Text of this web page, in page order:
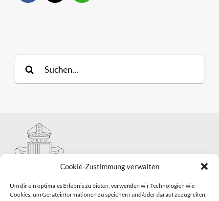
Cookie-Zustimmung verwalten
Um dir ein optimales Erlebnis zu bieten, verwenden wir Technologien wie
Cookies, um Geräteinformationen zu speichern und/oder darauf zuzugreifen.
Suche
nach: